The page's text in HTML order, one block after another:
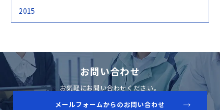
2015
お問い合わせ
お気軽にお問い合わせください。
メールフォームからのお問い合わせ